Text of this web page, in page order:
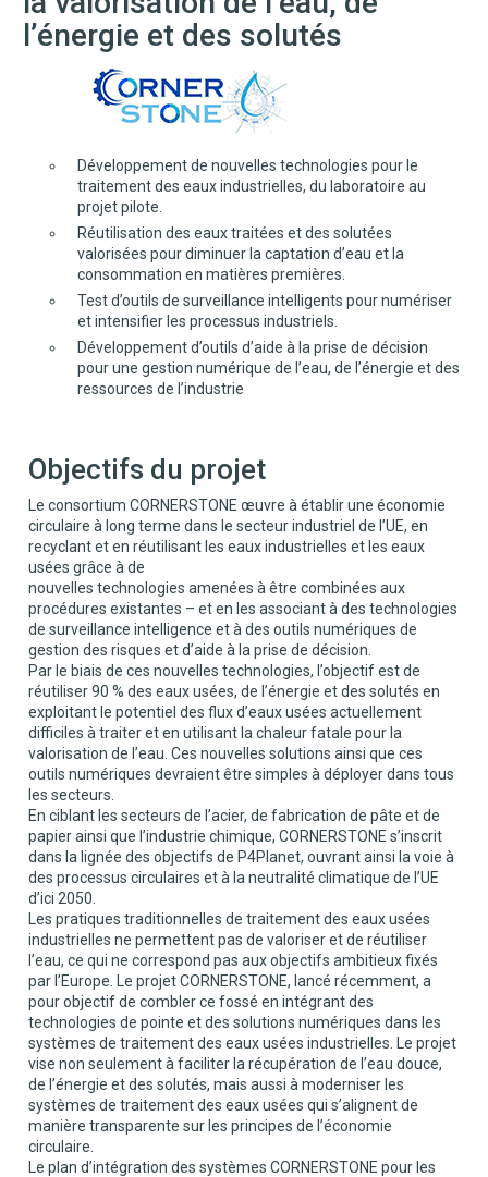
l’énergie et des solutés
Développement de nouvelles technologies pour le
traitement des eaux industrielles, du laboratoire au
projet pilote.
Réutilisation des eaux traitées et des solutées
valorisées pour diminuer la captation d’eau et la
consommation en matières premières.
Test d’outils de surveillance intelligents pour numériser
et intensifier les processus industriels.
Développement d’outils d’aide à la prise de décision
pour une gestion numérique de l’eau, de l’énergie et des
ressources de l’industrie
Objectifs du projet
Le consortium CORNERSTONE œuvre à établir une économie
circulaire à long terme dans le secteur industriel de l’UE, en
recyclant et en réutilisant les eaux industrielles et les eaux
usées grâce à de
nouvelles technologies amenées à être combinées aux
procédures existantes – et en les associant à des technologies
de surveillance intelligence et à des outils numériques de
gestion des risques et d’aide à la prise de décision.
Par le biais de ces nouvelles technologies, l’objectif est de
réutiliser 90 % des eaux usées, de l’énergie et des solutés en
exploitant le potentiel des flux d’eaux usées actuellement
difficiles à traiter et en utilisant la chaleur fatale pour la
valorisation de l’eau. Ces nouvelles solutions ainsi que ces
outils numériques devraient être simples à déployer dans tous
les secteurs.
En ciblant les secteurs de l’acier, de fabrication de pâte et de
papier ainsi que l’industrie chimique, CORNERSTONE s’inscrit
dans la lignée des objectifs de P4Planet, ouvrant ainsi la voie à
des processus circulaires et à la neutralité climatique de l’UE
d’ici 2050.
Les pratiques traditionnelles de traitement des eaux usées
industrielles ne permettent pas de valoriser et de réutiliser
l’eau, ce qui ne correspond pas aux objectifs ambitieux fixés
par l’Europe. Le projet CORNERSTONE, lancé récemment, a
pour objectif de combler ce fossé en intégrant des
technologies de pointe et des solutions numériques dans les
systèmes de traitement des eaux usées industrielles. Le projet
vise non seulement à faciliter la récupération de l’eau douce,
de l’énergie et des solutés, mais aussi à moderniser les
systèmes de traitement des eaux usées qui s’alignent de
manière transparente sur les principes de l’économie
circulaire.
Le plan d’intégration des systèmes CORNERSTONE pour les